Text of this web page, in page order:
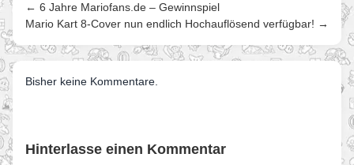
← 6 Jahre Mariofans.de – Gewinnspiel
Mario Kart 8-Cover nun endlich Hochauflösend verfügbar! →
Bisher keine Kommentare.
Hinterlasse einen Kommentar